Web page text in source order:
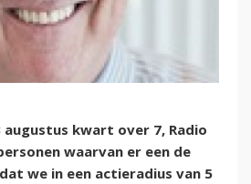
augustus kwart over 7, Radio
waarvan er een de
we in een actieradius van 5